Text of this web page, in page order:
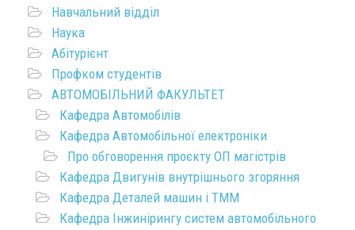
Навчальний відділ
Наука
Абітурієнт
Профком студентів
АВТОМОБІЛЬНИЙ ФАКУЛЬТЕТ
Кафедра Автомобілів
Кафедра Автомобільної електроніки
Про обговорення проєкту ОП магістрів
Кафедра Двигунів внутрішнього згоряння
Кафедра Деталей машин і ТММ
Кафедра Інжинірингу систем автомобільного